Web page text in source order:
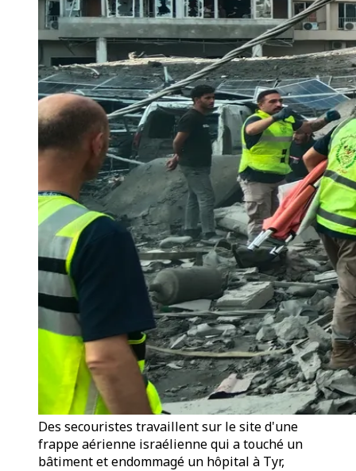
Des secouristes travaillent sur le site d'une
frappe aérienne israélienne qui a touché un
bâtiment et endommagé un hôpital à Tyr,